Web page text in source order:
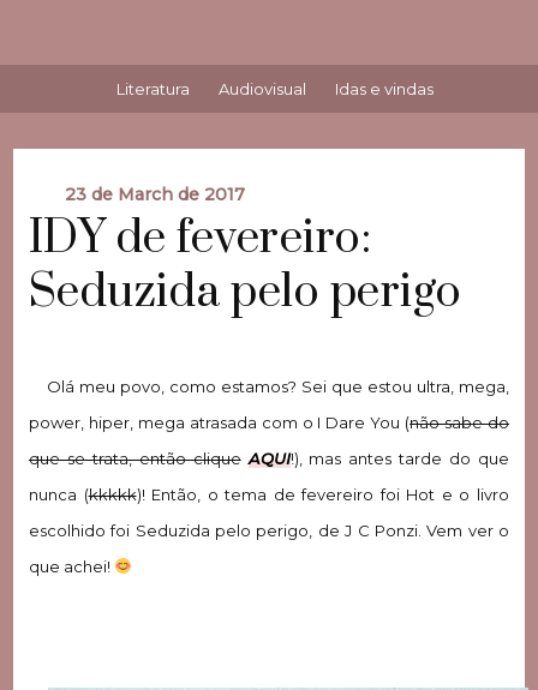
Literatura Audiovisual Idas e vindas
23 de March de 2017
IDY de fevereiro:
Seduzida pelo perigo
Olá meu povo, como estamos? Sei que estou ultra, mega,
power, hiper, mega atrasada com o I Dare You (não sabe do
que se trata, então clique AQUI!), mas antes tarde do que
nunca (kkkkk)! Então, o tema de fevereiro foi Hot e o livro
escolhido foi Seduzida pelo perigo, de J C Ponzi. Vem ver o
que achei!